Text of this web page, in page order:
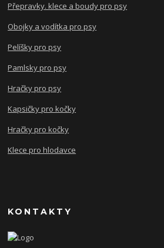
Přepravky. klece a boudy pro psy
Obojky a vodítka pro psy
Pelíšky pro psy
Pamlsky pro psy
Hračky pro psy
Kapsičky pro kočky
Hračky pro kočky
Klece pro hlodavce
KONTAKTY